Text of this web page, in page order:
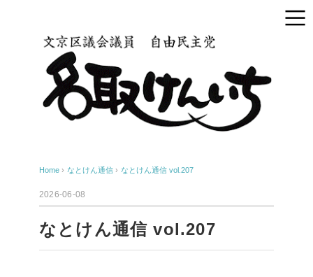
Home › なとけん通信 › なとけん通信 vol.207
2026-06-08
なとけん通信 vol.207